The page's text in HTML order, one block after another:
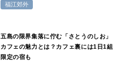
福江郊外
五島の限界集落に佇む「さとうのしお」
カフェの魅力とは？カフェ裏には1日1組
限定の宿も